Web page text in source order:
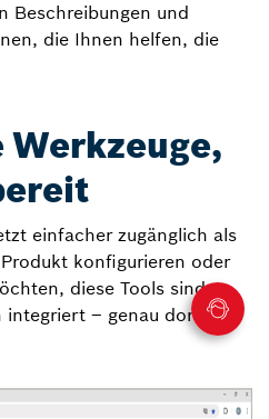
Beschreibungen und
die Ihnen helfen, die
einfacher zugänglich als
konfigurieren oder
diese Tools sind
– genau dort, wo